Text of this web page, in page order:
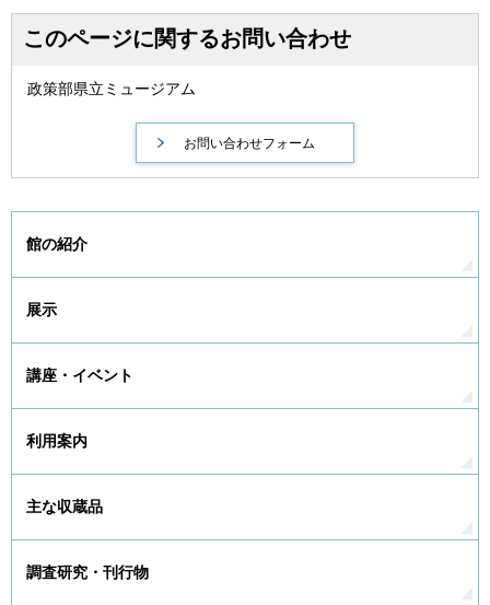
このページに関するお問い合わせ
政策部県立ミュージアム
館の紹介
展示
講座・イベント
利用案内
主な収蔵品
調査研究・刊行物